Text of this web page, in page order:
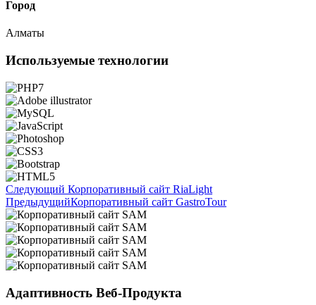
Город
Алматы
Используемые технологии
Следующий Корпоративный сайт RiaLight
ПредыдущийКорпоративный сайт GastroTour
Адаптивность Веб-Продукта